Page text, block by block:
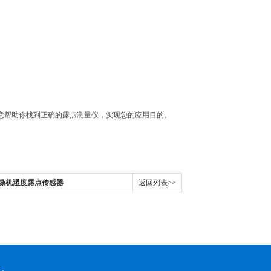
助你找到正确的露点测量仪，实现您的应用目的。
机湿度露点传感器 返回列表>>